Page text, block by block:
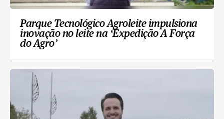
Parque Tecnológico Agroleite impulsiona
inovação no leite na ‘Expedição A Força
do Agro’